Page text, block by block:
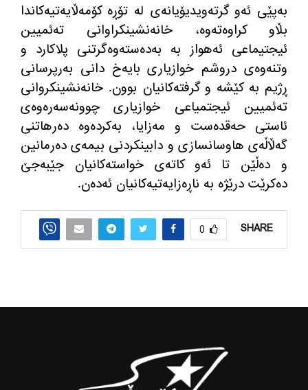
به‌پێی ئه‌و گرته‌ویدیۆیانه‌ی له‌ تۆڕه‌ كۆمه‌ڵایه‌تیه‌كاندا
بڵاو كراوه‌ته‌وه‌، خانه‌نشینكراوانی ته‌ئمیین
ئیجتیماعی ئه‌هواز به‌ به‌ده‌سته‌وه‌گرتنی پلاكارد و
وتنه‌وه‌ی دروشم خوازیاری بایه‌خ دانی به‌رپرسانی
ڕژیم به‌ كێشه‌ و گرفته‌كانیان بوون. خانه‌نشینكروانی
ته‌ئمیین ئیجتمیاعی خوازیاری چوونه‌سه‌ره‌وه‌ی
ئاستی حه‌قده‌ست و مه‌زایا، به‌كرده‌وه‌ ده‌رهاتنی
گه‌ڵاڵه‌ی هاوسانسازی و دابینكردنی بیمه‌ی ده‌رمانین
و ده‌ڵێن تا ئه‌و كاته‌ی خواسته‌كانیان جێبه‌جێ
ده‌كرێت درێژه‌ به‌ ناڕه‌زایه‌تیه‌كانیان ئه‌ده‌ن.
SHARE
0